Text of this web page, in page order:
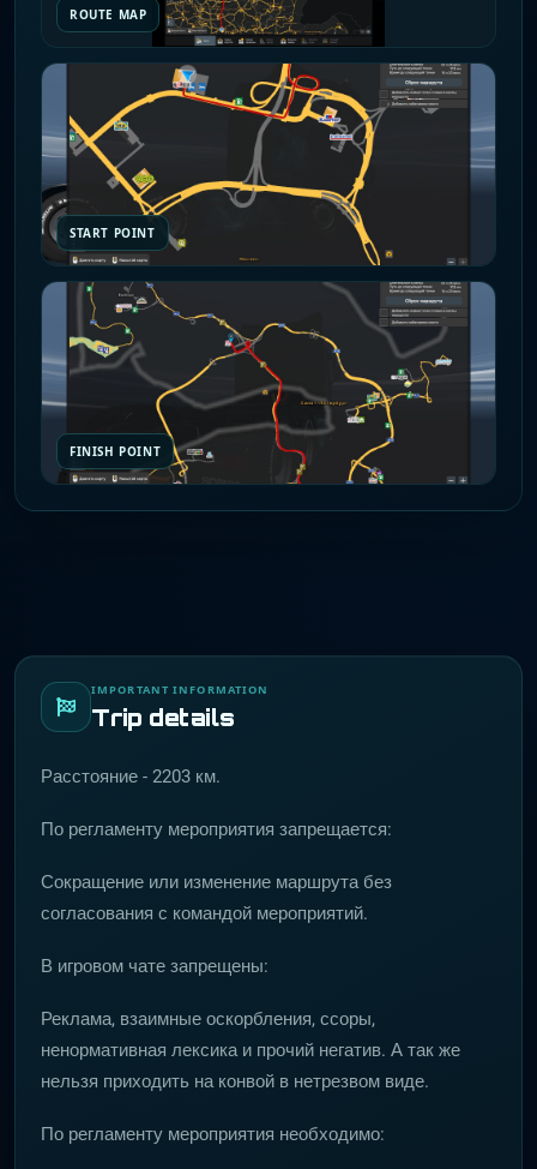
ROUTE MAP
START POINT
FINISH POINT
IMPORTANT INFORMATION
Trip details
Расстояние - 2203 км.
По регламенту мероприятия запрещается:
Сокращение или изменение маршрута без
согласования с командой мероприятий.
В игровом чате запрещены:
Реклама, взаимные оскорбления, ссоры,
ненормативная лексика и прочий негатив. А так же
нельзя приходить на конвой в нетрезвом виде.
По регламенту мероприятия необходимо: